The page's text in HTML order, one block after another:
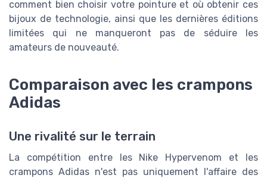
comment bien choisir votre pointure et où obtenir ces
bijoux de technologie, ainsi que les dernières éditions
limitées qui ne manqueront pas de séduire les
amateurs de nouveauté.
Comparaison avec les crampons
Adidas
Une rivalité sur le terrain
La compétition entre les Nike Hypervenom et les
crampons Adidas n'est pas uniquement l'affaire des